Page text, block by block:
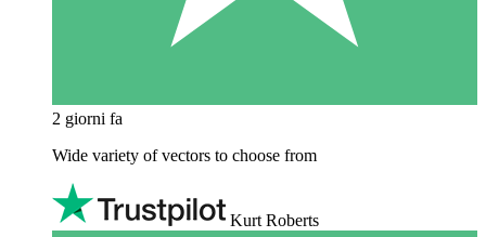
2 giorni fa
Wide variety of vectors to choose from
Kurt Roberts